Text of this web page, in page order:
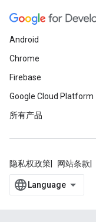
Android
Chrome
Firebase
Google Cloud Platform
所有产品
隐私权政策 网站条款